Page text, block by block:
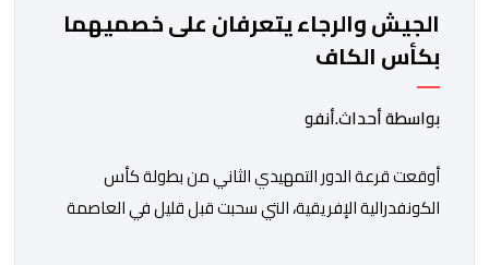
الجيش والرجاء يتعرفان على خصميهما
بكأس الكاف
بواسطة أحداث.أنفو
أوقعت قرعة الدور التمهيدي الثاني من بطولة كأس
الكونفدرالية الإفريقية، التي سحبت قبل قليل في العاصمة